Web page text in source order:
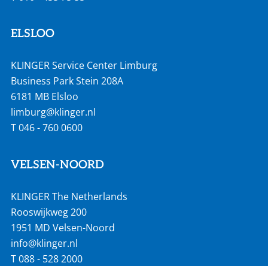
ELSLOO
KLINGER Service Center Limburg
Business Park Stein 208A
6181 MB Elsloo
limburg@klinger.nl
T046 - 760 0600
VELSEN-NOORD
KLINGER The Netherlands
Rooswijkweg 200
1951 MD Velsen-Noord
info@klinger.nl
T088 - 528 2000